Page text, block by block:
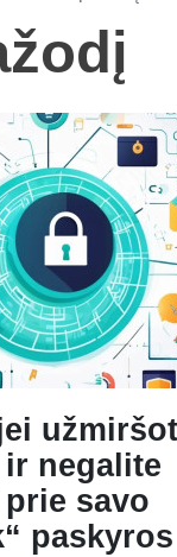
negalite
savo